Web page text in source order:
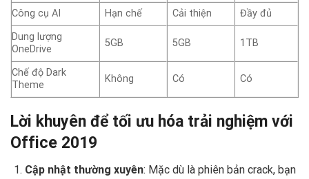
Công cụ AI
Hạn chế Cải thiện
Đầy đủ
Dung lượng
OneDrive
5GB 5GB 1TB
Chế độ Dark
Theme
Không Có Có
Lời khuyên để tối ưu hóa trải nghiệm với
Office 2019
Cập nhật thường xuyên: Mặc dù là phiên bản crack, bạn